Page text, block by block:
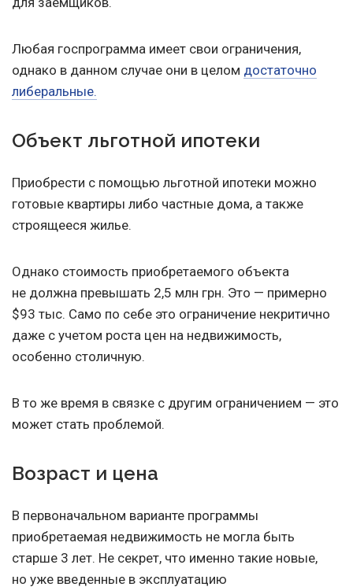
Любая госпрограмма имеет свои ограничения,
однако в данном случае они в целом достаточно
либеральные.
Объект льготной ипотеки
Приобрести с помощью льготной ипотеки можно
готовые квартиры либо частные дома, а также
строящееся жилье.
Однако стоимость приобретаемого объекта
не должна превышать 2,5 млн грн. Это — примерно
$93 тыс. Само по себе это ограничение некритично
даже с учетом роста цен на недвижимость,
особенно столичную.
В то же время в связке с другим ограничением — это
может стать проблемой.
Возраст и цена
В первоначальном варианте программы
приобретаемая недвижимость не могла быть
старше 3 лет. Не секрет, что именно такие новые,
но уже введенные в эксплуатацию